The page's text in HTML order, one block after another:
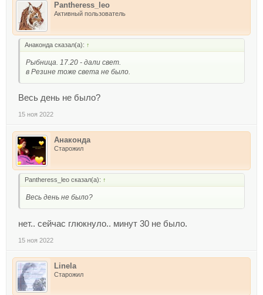
Pantheress_leo
Активный пользователь
Анаконда сказал(а): ↑
Рыбница. 17.20 - дали свет.
в Резине тоже света не было.
Весь день не было?
15 ноя 2022
Анаконда
Старожил
Pantheress_leo сказал(а): ↑
Весь день не было?
нет.. сейчас глюкнуло.. минут 30 не было.
15 ноя 2022
Linela
Старожил